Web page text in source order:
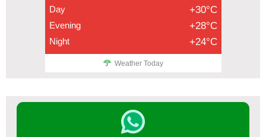
Day +30°C
Evening +28°C
Night +24°C
Weather Today